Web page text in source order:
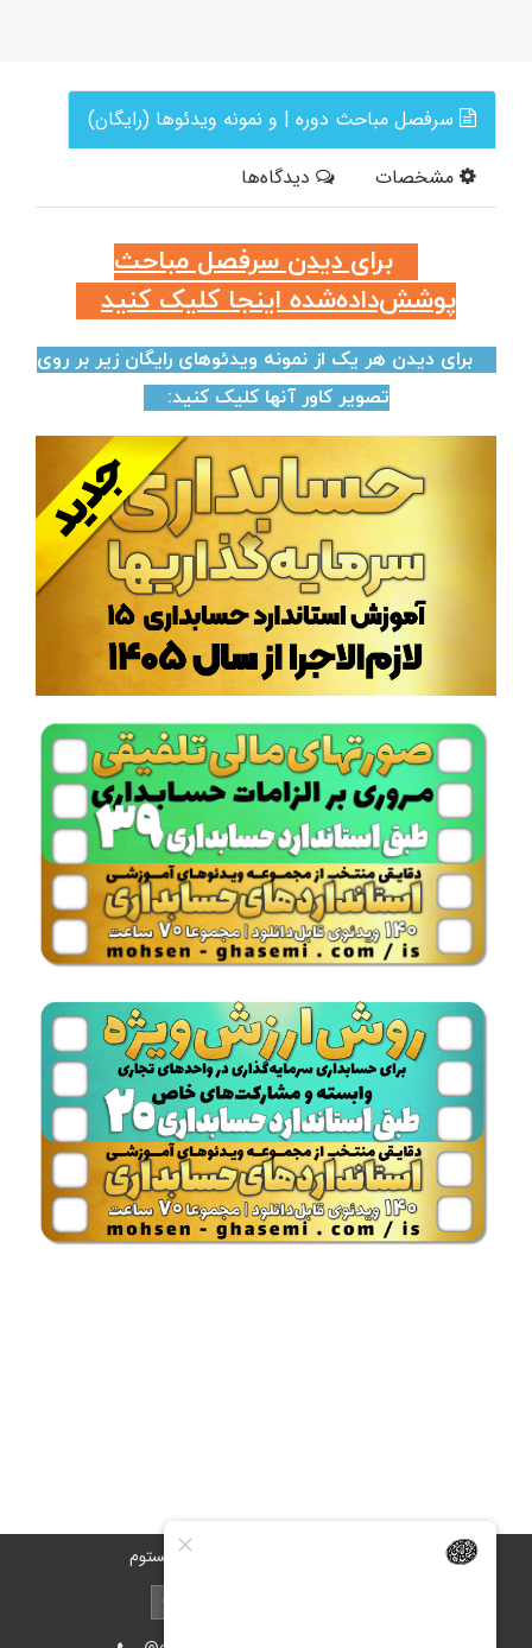
سرفصل مباحث دوره | و نمونه ویدئوها (رایگان)
مشخصات
دیدگاه‌ها
برای دیدن سرفصل مباحث
پوشش‌داده‌شده اینجا کلیک کنید
برای دیدن هر یک از نمونه ویدئوهای رایگان زیر بر روی
تصویر کاور آنها کلیک کنید:
تهران، محله ستارخان، روبروی برق آلستوم